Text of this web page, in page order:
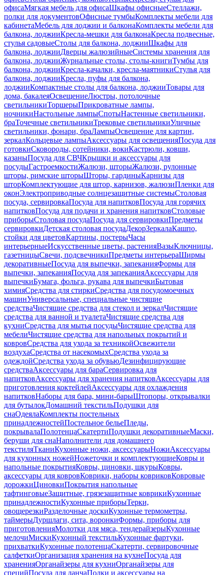
офисаМягкая мебель для офисаШкафы офисныеСтеллажи,
полки для документовОфисные тумбыКомплекты мебели для
кабинетаМебель для лоджии и балконаКомплекты мебели для
балкона, лоджииКресла-мешки для балконаКресла подвесные,
стулья садовыеСтолы для балкона, лоджииШкафы для
балкона, лоджииДверцы жалюзийныеСистемы хранения для
балкона, лоджииЖурнальные столы, столы-книгиТумбы для
балкона, лоджииКресла-качалки, кресла-маятникиСтулья для
балкона, лоджииКресла, пуфы для балкона,
лоджииКомпактные столы для балкона, лоджииТовары для
дома, бакалеяОсвещениеЛюстры, потолочные
светильникиТоршерыПрикроватные лампы,
ночникиНастольные лампыСпотыНастенные светильники,
браТочечные светильникиТрековые светильникиУличные
светильники, фонари, браЛампыОсвещение для картин,
зеркалКольцевые лампыАксессуары для освещенияПосуда для
готовкиСковороды, сотейники, вокиКастрюли, ковши,
казаныПосуда для СВЧКрышки и аксессуары для
посудыГастроемкостиЖалюзи, шторыЖалюзи, рулонные
шторы, римские шторыШторы, гардиныКарнизы для
шторКомплектующие для штор, карнизов, жалюзиПленки для
оконЭлектроприводные солнцезащитные системыСтоловая
посуда, сервировкаПосуда для напитковПосуда для горячих
напитковПосуда для подачи и хранения напитковСтоловые
приборыСтоловая посудаПосуда для сервировкиПредметы
сервировкиДетская столовая посудаДекорЗеркалаКашпо,
стойки для цветовКартины, постерыЧасы
интерьерныеИскусственные цветы, растенияВазыКлючницы,
газетницыСвечи, подсвечникиПредметы интерьераШирмы
декоративныеПосуда для выпечки, запеканияФормы для
выпечки, запеканияПосуда для запеканияАксессуары для
выпечкиБумага, фольга, рукава для выпечкиБытовая
химияСредства для стиркиСредства для посудомоечных
машинУниверсальные, специальные чистящие
средстваЧистящие средства для стекол и зеркалЧистящие
средства для ванной и туалетаЧистящие средства для
кухниСредства для мытья посудыЧистящие средства для
мебелиЧистящие средства для напольных покрытий и
ковровСредства для ухода за техникойОсвежители
воздухаСредства от насекомыхСредства ухода за
одеждойСредства ухода за обувьюДезинфицирующие
средстваАксессуары для бараСервировка для
напитковАксессуары для хранения напитковАксессуары для
приготовления коктейлейАксессуары для охлаждения
напитковНаборы для бара, мини-барыШтопоры, открывалки
для бутылокДомашний текстильПодушки для
снаОдеялаКомплекты постельных
принадлежностейПостельное бельеПледы,
покрывалаПолотенцаСкатертиПодушки декоративныеМаски,
беруши для снаНаполнители для домашнего
текстиляТканиКухонные ножи, аксессуарыНожиАксессуары
для кухонных ножейНожеточки и комплектующиеКовры и
напольные покрытияКовры, циновки, шкурыКовры,
аксессуары для ковровКоврики, наборы ковриковКовровые
дорожкиЦиновкиПокрытия напольные
тафтинговыеЗащитные, грязезащитные коврикиКухонные
принадлежностиКухонные приборыТерки,
овощерезкиРазделочные доскиКухонные термометры,
таймерыДуршлаги, сита, воронкиФормы, приборы для
приготовленияМолотки для мяса, тендерайзерыКухонные
мелочиМискиКухонный текстильКухонные фартуки,
прихваткиКухонные полотенцаСкатерти, сервировочные
салфеткиОрганизация хранения на кухнеПосуда для
храненияОрганайзеры для кухниОрганайзеры для
специйПосуда для ланчаПолки и аксессуары на